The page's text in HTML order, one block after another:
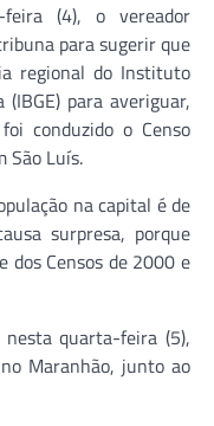
(4), o vereador
para sugerir que
regional do Instituto
para averiguar,
conduzido o Censo
São Luís.
na capital é de
surpresa, porque
dos Censos de 2000 e
quarta-feira (5),
Maranhão, junto ao